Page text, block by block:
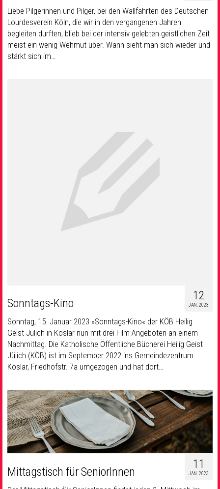
Liebe Pilgerinnen und Pilger, bei den Wallfahrten des Deutschen
Lourdesverein Köln, die wir in den vergangenen Jahren
begleiten durften, blieb bei der intensiv gelebten geistlichen Zeit
meist ein wenig Wehmut über. Wann sieht man sich wieder und
stärkt sich im…
12
JAN. 2023
Sonntags-Kino
Sonntag, 15. Januar 2023 »Sonntags-Kino« der KÖB Heilig
Geist Jülich in Koslar nun mit drei Film-Angeboten an einem
Nachmittag. Die Katholische Öffentliche Bücherei Heilig Geist
Jülich (KÖB) ist im September 2022 ins Gemeindezentrum
Koslar, Friedhofstr. 7a umgezogen und hat dort…
11
JAN. 2023
Mittagstisch für SeniorInnen